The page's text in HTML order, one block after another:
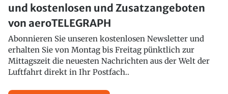
und kostenlosen und Zusatzangeboten
von aeroTELEGRAPH
Abonnieren Sie unseren kostenlosen Newsletter und
erhalten Sie von Montag bis Freitag pünktlich zur
Mittagszeit die neuesten Nachrichten aus der Welt der
Luftfahrt direkt in Ihr Postfach..